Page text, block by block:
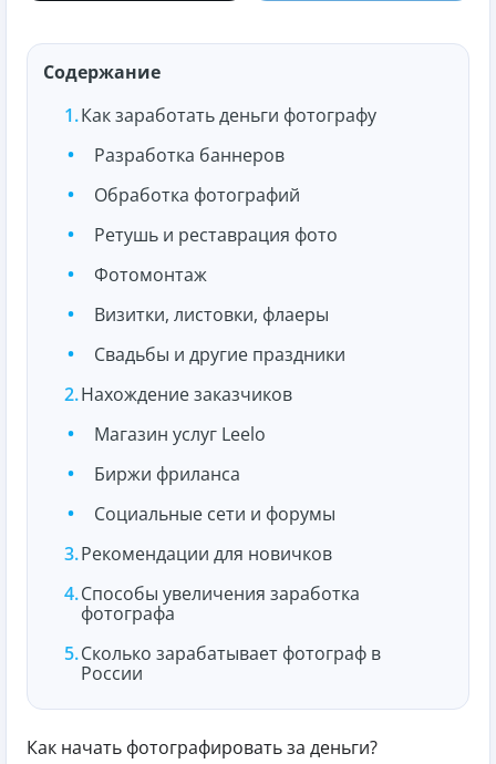
Содержание
Как заработать деньги фотографу
Разработка баннеров
Обработка фотографий
Ретушь и реставрация фото
Фотомонтаж
Визитки, листовки, флаеры
Свадьбы и другие праздники
Нахождение заказчиков
Магазин услуг Leelo
Биржи фриланса
Социальные сети и форумы
Рекомендации для новичков
Способы увеличения заработка
фотографа
Сколько зарабатывает фотограф в
России
Как начать фотографировать за деньги?